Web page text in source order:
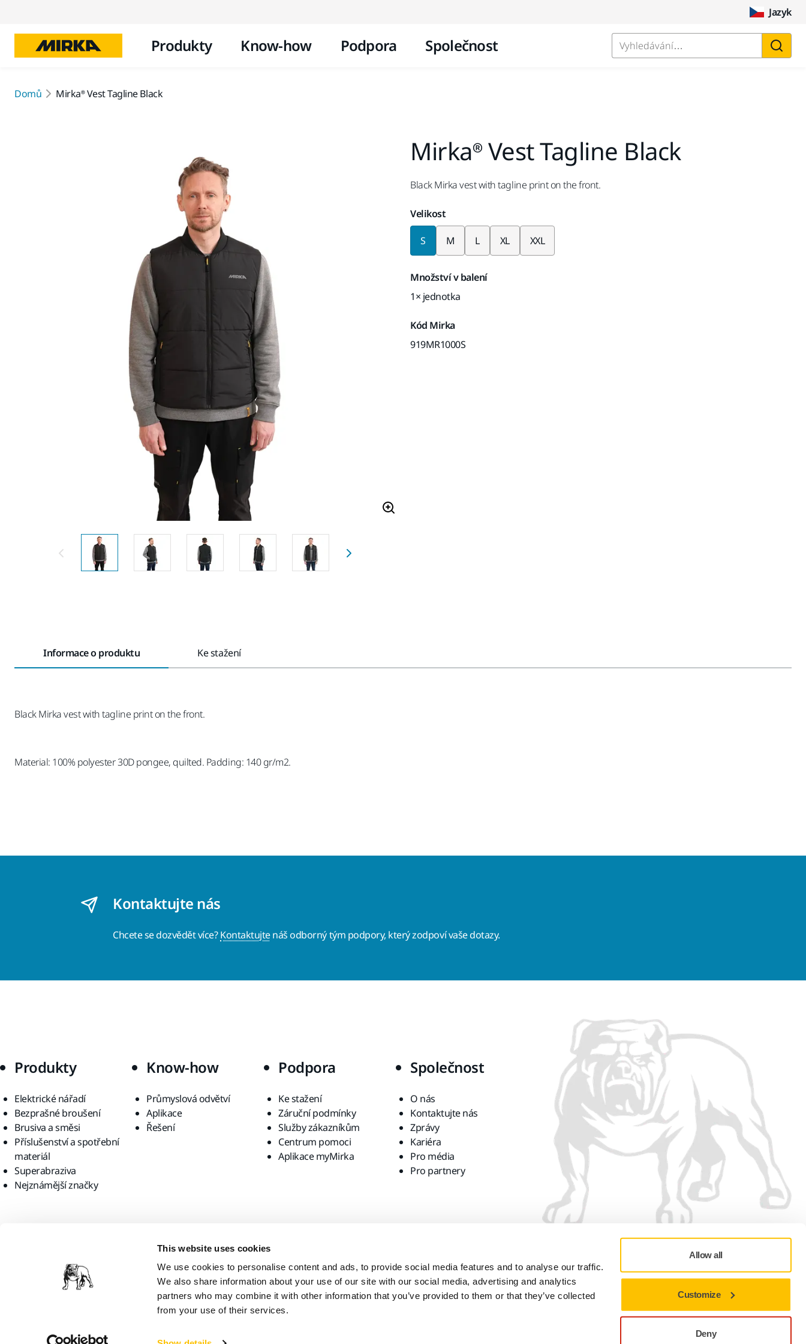
This website uses cookies
We use cookies to personalise content and ads, to provide social media features and to analyse our traffic.
We also share information about your use of our site with our social media, advertising and analytics
partners who may combine it with other information that you’ve provided to them or that they’ve collected
from your use of their services.
Allow all
Customize
Deny
Jazyk
Produkty Know-how Podpora Společnost Vyhledávání…
Domů Mirka® Vest Tagline Black
Mirka® Vest Tagline Black
Black Mirka vest with tagline print on the front.
Velikost
S M L XL XXL
Množství v balení
1× jednotka
Kód Mirka
919MR1000S
Informace o produktu Ke stažení
Black Mirka vest with tagline print on the front.
Material: 100% polyester 30D pongee, quilted. Padding: 140 gr/m2.
Kontaktujte nás
Chcete se dozvědět více?Kontaktujtenáš odborný tým podpory, který zodpoví vaše dotazy.
Produkty
Elektrické nářadí
Bezprašné broušení
Brusiva a směsi
Příslušenství a spotřební
materiál
Superabraziva
Nejznámější značky
Know-how
Průmyslová odvětví
Aplikace
Řešení
Podpora
Ke stažení
Záruční podmínky
Služby zákazníkům
Centrum pomoci
Aplikace myMirka
Společnost
O nás
Kontaktujte nás
Zprávy
Kariéra
Pro média
Pro partnery